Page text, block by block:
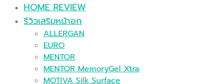
HOME REVIEW
รีวิวเสริมหน้าอก
ALLERGAN
EURO
MENTOR
MENTOR MemoryGel Xtra
MOTIVA Silk Surface